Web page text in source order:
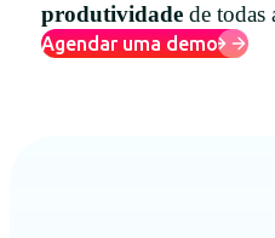
produtividadede todas
Agendar uma demo